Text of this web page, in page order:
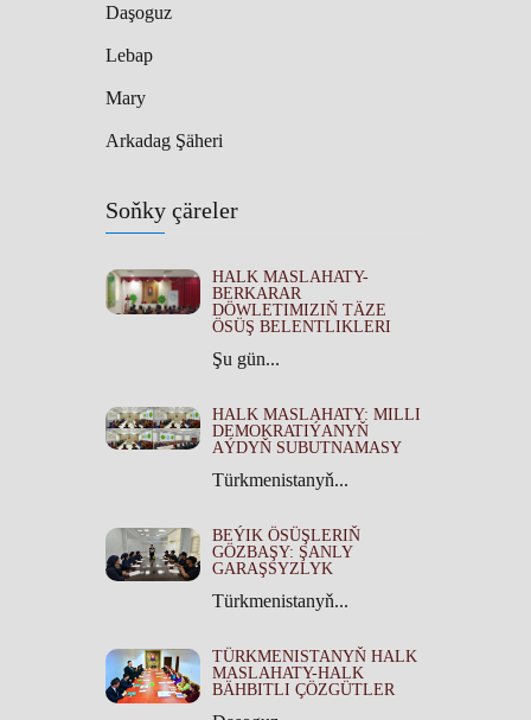
Daşoguz
Lebap
Mary
Arkadag Şäheri
Soňky çäreler
HALK MASLAHATY-
BERKARAR
DÖWLETIMIZIŇ TÄZE
ÖSÜŞ BELENTLIKLERI
Şu gün...
HALK MASLAHATY: MILLI
DEMOKRATIÝANYŇ
AÝDYŇ SUBUTNAMASY
Türkmenistanyň...
BEÝIK ÖSÜŞLERIŇ
GÖZBAŞY: ŞANLY
GARAŞSYZLYK
Türkmenistanyň...
TÜRKMENISTANYŇ HALK
MASLAHATY-HALK
BÄHBITLI ÇÖZGÜTLER